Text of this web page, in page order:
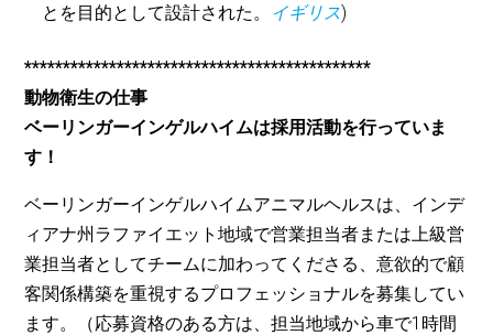
とを目的として設計された。 イギリス)
*********************************************
動物衛生の仕事
ベーリンガーインゲルハイムは採用活動を行っていま
す！
ベーリンガーインゲルハイムアニマルヘルスは、インデ
ィアナ州ラファイエット地域で営業担当者または上級営
業担当者としてチームに加わってくださる、意欲的で顧
客関係構築を重視するプロフェッショナルを募集してい
ます。（応募資格のある方は、担当地域から車で1時間